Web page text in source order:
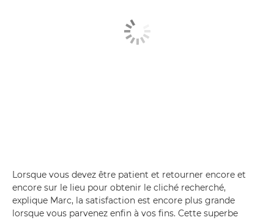
Lorsque vous devez être patient et retourner encore et
encore sur le lieu pour obtenir le cliché recherché,
explique Marc, la satisfaction est encore plus grande
lorsque vous parvenez enfin à vos fins. Cette superbe